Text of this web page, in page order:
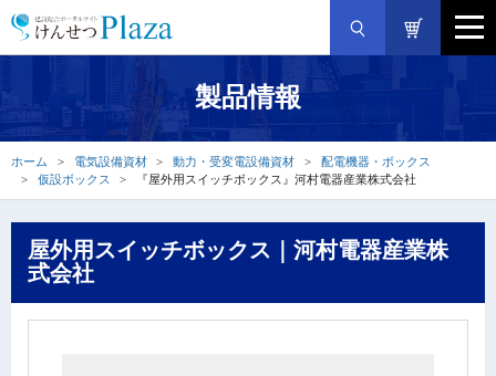
製品情報
ホーム 電気設備資材 動力・受変電設備資材
配電機器・ボックス
仮設ボックス
『屋外用スイッチボックス』河村電器産業株式会社
屋外用スイッチボックス｜河村電器産業株
式会社